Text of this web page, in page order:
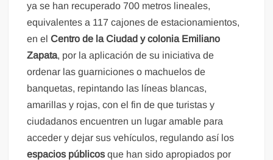
ya se han recuperado 700 metros lineales,
equivalentes a 117 cajones de estacionamientos,
en elCentro de la Ciudad y colonia Emiliano
Zapata, por la aplicación de su iniciativa de
ordenar las guarniciones o machuelos de
banquetas, repintando las líneas blancas,
amarillas y rojas, con el fin de que turistas y
ciudadanos encuentren un lugar amable para
acceder y dejar sus vehículos, regulando así los
espacios públicos que han sido apropiados por